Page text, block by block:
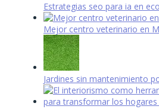
Estrategias seo para ia en
Mejor centro veterinario en
Jardines sin mantenimiento